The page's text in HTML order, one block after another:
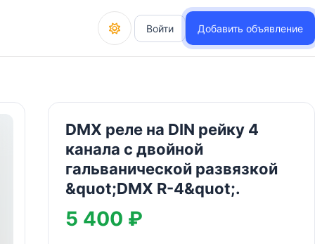
Войти Добавить объявление
5 400 ₽
DMX реле на DIN рейку 4
канала с двойной
гальванической развязкой
&quot;DMX R-4&quot;.